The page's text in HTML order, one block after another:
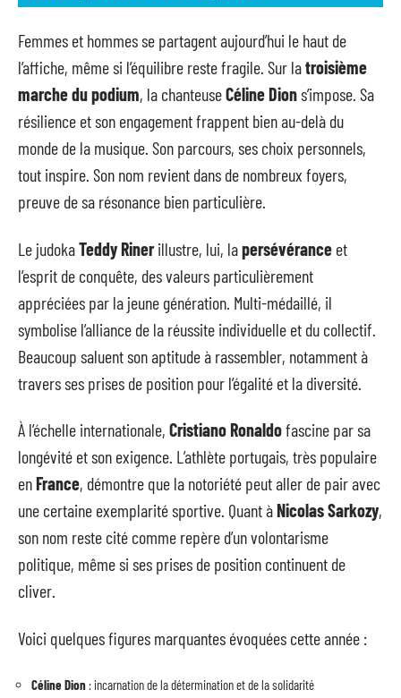
Femmes et hommes se partagent aujourd’hui le haut de
l’affiche, même si l’équilibre reste fragile. Sur latroisième
marche du podium, la chanteuseCéline Dions’impose. Sa
résilience et son engagement frappent bien au-delà du
monde de la musique. Son parcours, ses choix personnels,
tout inspire. Son nom revient dans de nombreux foyers,
preuve de sa résonance bien particulière.
Le judokaTeddy Rinerillustre, lui, lapersévérance et
l’esprit de conquête, des valeurs particulièrement
appréciées par la jeune génération. Multi-médaillé, il
symbolise l’alliance de la réussite individuelle et du collectif.
Beaucoup saluent son aptitude à rassembler, notamment à
travers ses prises de position pour l’égalité et la diversité.
À l’échelle internationale, Cristiano Ronaldofascine par sa
longévité et son exigence. L’athlète portugais, très populaire
enFrance, démontre que la notoriété peut aller de pair avec
une certaine exemplarité sportive. Quant àNicolas Sarkozy,
son nom reste cité comme repère d’un volontarisme
politique, même si ses prises de position continuent de
cliver.
Voici quelques figures marquantes évoquées cette année :
Céline Dion : incarnation de la détermination et de la solidarité